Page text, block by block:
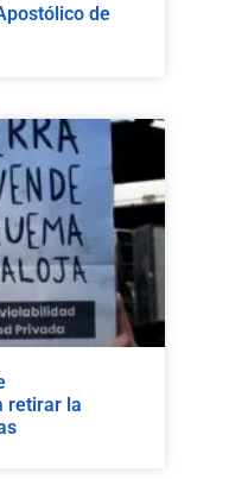
de
retirar la